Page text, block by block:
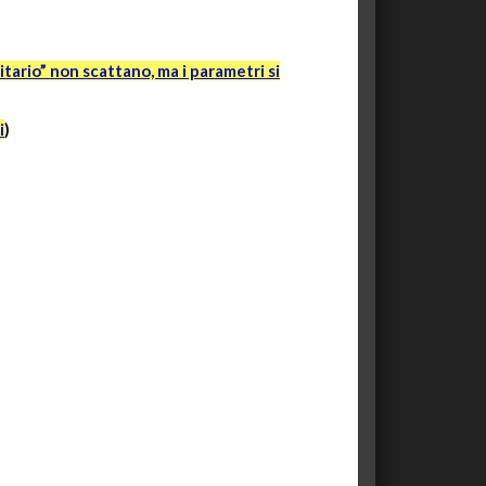
non scattano, ma i parametri si
)